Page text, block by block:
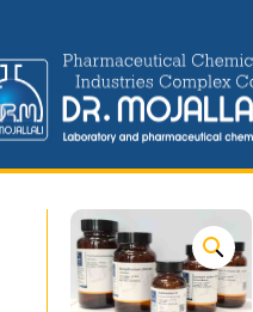
هماتوکسیلین